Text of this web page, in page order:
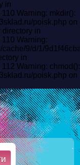
in
Warning: mkdir():
poisk.php on
directory in
Warning:
9/d/1/
in
Warning: chmod():
poisk.php on